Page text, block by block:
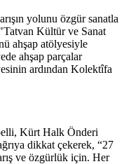
yolunu özgür sanatla
Kültür ve Sanat
ahşap atölyesiyle
ahşap parçalar
ardından Kolektîfa
Kürt Halk Önderi
dikkat çekerek, “27
ve özgürlük için. Her